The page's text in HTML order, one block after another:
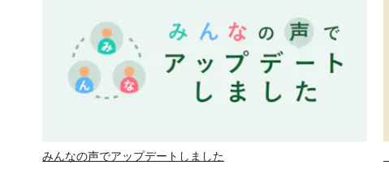
みんなの声でアップデートしました